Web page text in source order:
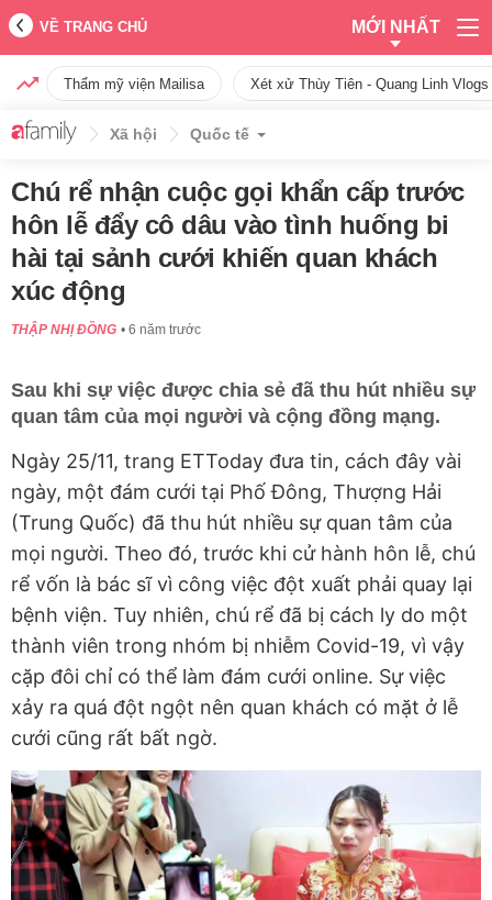
VỀ TRANG CHỦ MỚI NHẤT
Thẩm mỹ viện Mailisa Xét xử Thùy Tiên - Quang Linh
Xã hội Quốc tế
Chú rể nhận cuộc gọi khẩn cấp trước
hôn lễ đẩy cô dâu vào tình huống bi
hài tại sảnh cưới khiến quan khách
xúc động
THẬP NHỊ ĐỒNG 6 năm trước
Sau khi sự việc được chia sẻ đã thu hút nhiều sự
quan tâm của mọi người và cộng đồng mạng.
Ngày 25/11, trang ETToday đưa tin, cách đây vài
ngày, một đám cưới tại Phố Đông, Thượng Hải
(Trung Quốc) đã thu hút nhiều sự quan tâm của
mọi người. Theo đó, trước khi cử hành hôn lễ, chú
rể vốn là bác sĩ vì công việc đột xuất phải quay lại
bệnh viện. Tuy nhiên, chú rể đã bị cách ly do một
thành viên trong nhóm bị nhiễm Covid-19, vì vậy
cặp đôi chỉ có thể làm đám cưới online. Sự việc
xảy ra quá đột ngột nên quan khách có mặt ở lễ
cưới cũng rất bất ngờ.